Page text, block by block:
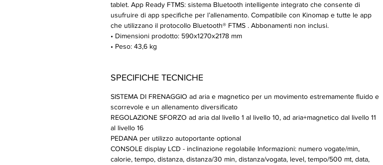
tablet. App Ready FTMS: sistema Bluetooth intelligente integrato che consente di
usufruire di app specifiche per l’allenamento. Compatibile con Kinomap e tutte le app
che utilizzano il protocollo Bluetooth® FTMS . Abbonamenti non inclusi.
• Dimensioni prodotto: 590x1270x2178 mm
• Peso: 43,6 kg
SPECIFICHE TECNICHE
SISTEMA DI FRENAGGIO ad aria e magnetico per un movimento estremamente fluido e
scorrevole e un allenamento diversificato
REGOLAZIONE SFORZO ad aria dal livello 1 al livello 10, ad aria+magnetico dal livello 11
al livello 16
PEDANA per utilizzo autoportante optional
CONSOLE display LCD - inclinazione regolabile Informazioni: numero vogate/min,
calorie, tempo, distanza, distanza/30 min, distanza/vogata, level, tempo/500 mt, data,